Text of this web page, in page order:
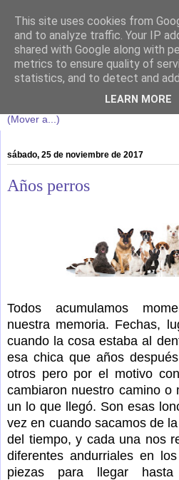
Oscar da Cunha
Bienvenidos a esta marea
Que cada uno asuma las
sábado, 25 de noviembre de 2017
Años perros
Todos acumulamos
nuestra memoria. Fechas,
cuando la cosa estaba al
esa chica que años
otros pero por el motivo
cambiaron nuestro camino o
un lo que llegó. Son esas
vez en cuando sacamos de
del tiempo, y cada una nos
diferentes andurriales en
piezas para llegar
This site uses cookies from
and to analyze traffic. Your IP
shared with Google along with
metrics to ensure quality of
statistics, and to detect and
LEARN MORE